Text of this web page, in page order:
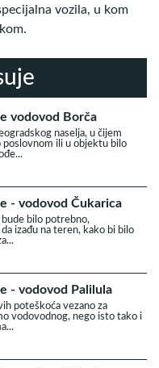
vozila, u kom
vodovod Borča
naselja, u čijem
poslovnom ili u objektu bilo
- vodovod Čukarica
bilo potrebno,
izađu na teren, kako bi bilo
- vodovod Palilula
poteškoća vezano za
vodovodnog, nego isto tako i